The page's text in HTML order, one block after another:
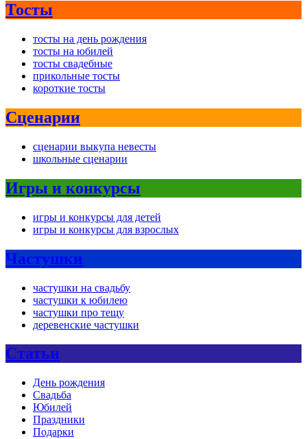
Тосты
тосты на день рождения
тосты на юбилей
тосты свадебные
прикольные тосты
короткие тосты
Сценарии
сценарии выкупа невесты
школьные сценарии
Игры и конкурсы
игры и конкурсы для детей
игры и конкурсы для взрослых
Частушки
частушки на свадьбу
частушки к юбилею
частушки про тещу
деревенские частушки
Статьи
День рождения
Свадьба
Юбилей
Праздники
Подарки